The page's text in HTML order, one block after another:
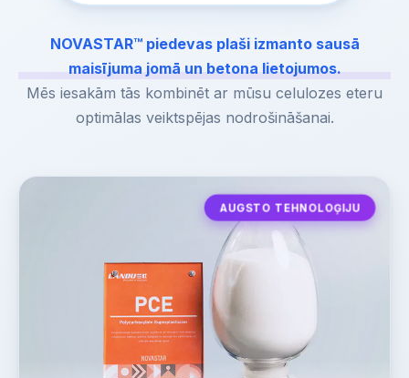
NOVASTAR™ piedevas plaši izmanto sausā
maisījuma jomā un betona lietojumos.
Mēs iesakām tās kombinēt ar mūsu celulozes eteru
optimālas veiktspējas nodrošināšanai.
AUGSTO TEHNOLOĢIJU